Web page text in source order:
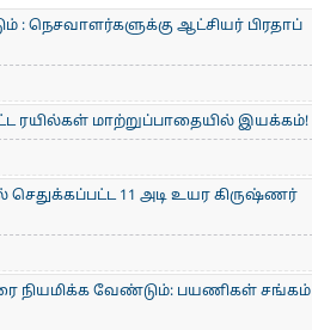
: நெசவாளர்களுக்கு ஆட்சியர் பிரதாப்
ரயில்கள் மாற்றுப்பாதையில் இயக்கம்!
11 அடி உயர கிருஷ்ணர்
நியமிக்க வேண்டும்: பயணிகள் சங்கம்